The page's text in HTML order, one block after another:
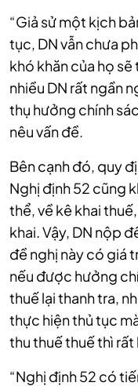
“Giả sử một kịch
tục, DN vẫn chưa
khó khăn của họ sẽ
nhiều DN rất ngần
thụ hưởng chính
nêu vấn đề.
Bên cạnh đó, quy
Nghị định 52 cũng
thể, về kê khai
khai. Vậy, DN nộp
đề nghị này có giá
nếu được hưởng
thuế lại thanh tra,
thực hiện thủ tục
thu thuế thuế thì rất
“Nghị định 52 có